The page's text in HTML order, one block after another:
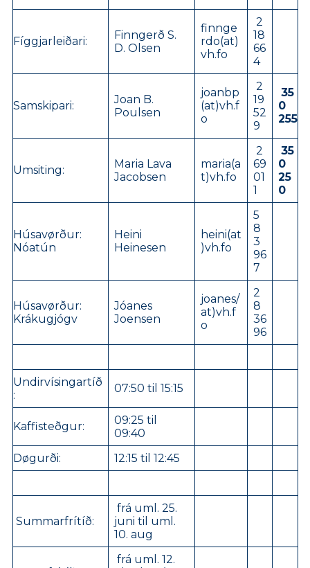
Fíggjarleiðari:
Finngerð S.
D. Olsen
finnge
rdo(at)
vh.fo
2
18
66
4
Samskipari:
Joan B.
Poulsen
joanbp
(at)vh.f
o
2
19
52
9
35
0
255
Umsiting:
Maria Lava
Jacobsen
maria(a
t)vh.fo
2
69
01
1
35
0
25
0
Húsavørður:
Nóatún
Heini
Heinesen
heini(at
)vh.fo
5
8
3
96
7
Húsavørður:
Krákugjógv
Jóanes
Joensen
joanes/
at)vh.f
o
2
8
36
96
Undirvísingartíð
:
07:50 til 15:15
Kaffisteðgur:
09:25 til
09:40
Døgurði:
12:15 til 12:45
Summarfrítíð:
frá uml. 25.
juni til uml.
10. aug
frá uml. 12.